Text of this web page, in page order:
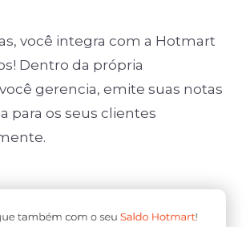
você integra com a Hotmart
Dentro da própria
gerencia, emite suas notas
para os seus clientes